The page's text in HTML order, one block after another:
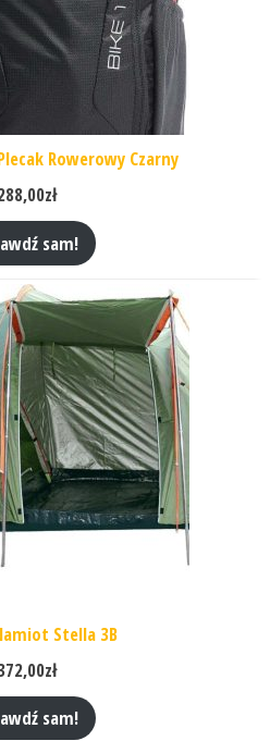
Rowerowy Czarny
zł
sam!
Stella 3B
zł
sam!